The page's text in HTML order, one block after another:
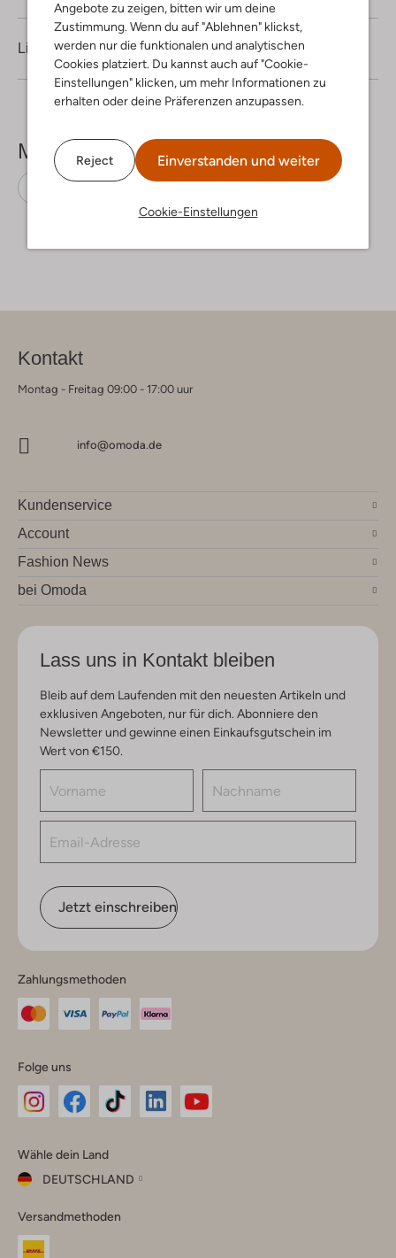
Angebote zu zeigen, bitten wir um deine
Zustimmung. Wenn du auf "Ablehnen" klickst,
werden nur die funktionalen und analytischen
Cookies platziert. Du kannst auch auf "Cookie-
Einstellungen" klicken, um mehr Informationen zu
erhalten oder deine Präferenzen anzupassen.
Reject Einverstanden und weiter
Cookie-Einstellungen
Lieferung & Rückgabe
Mehr sehen
Kontakt
Montag - Freitag 09:00 - 17:00 uur
info@omoda.de
Kundenservice
Account
Fashion News
bei Omoda
Lass uns in Kontakt bleiben
Bleib auf dem Laufenden mit den neuesten Artikeln und
exklusiven Angeboten, nur für dich. Abonniere den
Newsletter und gewinne einen Einkaufsgutschein im
Wert von €150.
Jetzt einschreiben
Zahlungsmethoden
Folge uns
Instagram
Facebook
TikTok
Wähle dein Land
DEUTSCHLAND
dein
Land
Versandmethoden